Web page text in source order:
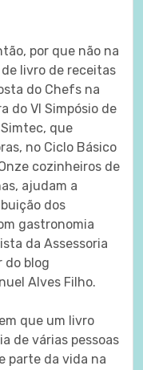
por que não na
livro de receitas
do Chefs na
do VI Simpósio de
que
no Ciclo Básico
cozinheiros de
ajudam a
dos
gastronomia
da Assessoria
do blog
Alves Filho.
que um livro
de várias pessoas
parte da vida na